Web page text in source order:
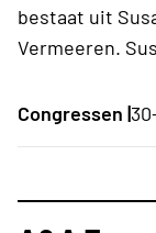
bestaat uit
Vermeeren.
Congressen |